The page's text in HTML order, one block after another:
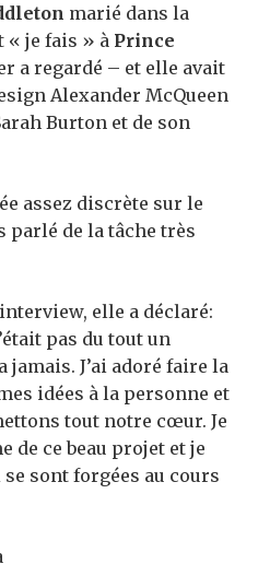
marié dans la
« je fais » à Prince
a regardé – et elle avait
Alexander McQueen
Burton et de son
assez discrète sur le
parlé de la tâche très
elle a déclaré:
pas du tout un
jamais. J’ai adoré faire la
idées à la personne et
tout notre cœur. Je
de ce beau projet et je
sont forgées au cours